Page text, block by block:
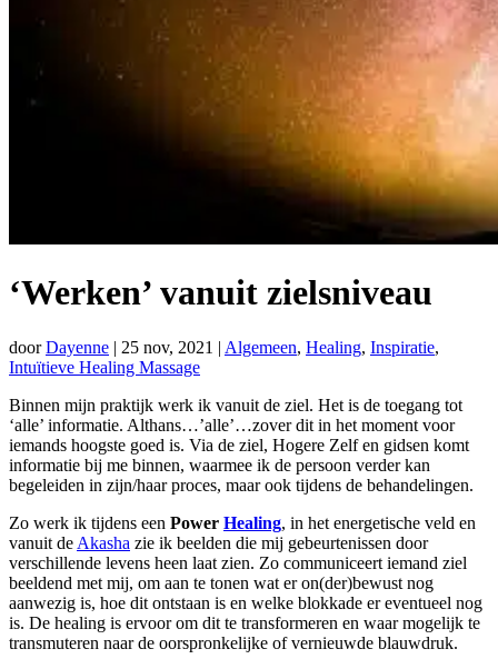
‘Werken’ vanuit zielsniveau
doorDayenne | 25 nov, 2021 | Algemeen, Healing, Inspiratie,
Intuïtieve Healing Massage
Binnen mijn praktijk werk ik vanuit de ziel. Het is de toegang tot
‘alle’ informatie. Althans…’alle’…zover dit in het moment voor
iemands hoogste goed is. Via de ziel, Hogere Zelf en gidsen komt
informatie bij me binnen, waarmee ik de persoon verder kan
begeleiden in zijn/haar proces, maar ook tijdens de behandelingen.
Zo werk ik tijdens een Power Healing, in het energetische veld en
vanuit de Akasha zie ik beelden die mij gebeurtenissen door
verschillende levens heen laat zien. Zo communiceert iemand ziel
beeldend met mij, om aan te tonen wat er on(der)bewust nog
aanwezig is, hoe dit ontstaan is en welke blokkade er eventueel nog
is. De healing is ervoor om dit te transformeren en waar mogelijk te
transmuteren naar de oorspronkelijke of vernieuwde blauwdruk.